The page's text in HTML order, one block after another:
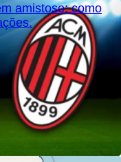
amistoso: como